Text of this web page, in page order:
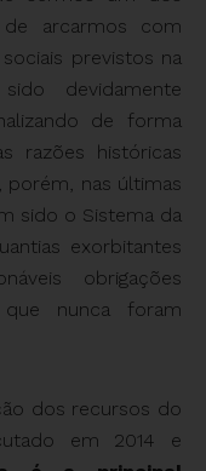
arcarmos com
previstos na
devidamente
de forma
razões históricas
porém, nas últimas
sido o Sistema da
exorbitantes
obrigações
que nunca foram
dos recursos do
em 2014 e